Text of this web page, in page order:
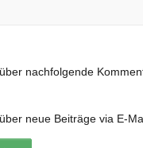
nachfolgende
neue Beiträge via E-